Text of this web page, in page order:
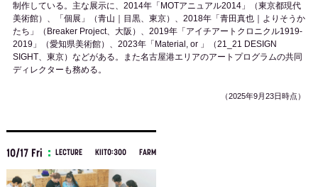
制作している。主な展示に、2014年「MOTアニュアル2014」（東京都現代
美術館）、「個展」（青山｜目黒、東京）、2018年「青田真也｜よりそうか
たち」（Breaker Project、大阪）、2019年「アイチアートクロニクル1919-
2019」（愛知県美術館）、2023年「Material, or 」（21_21 DESIGN
SIGHT、東京）などがある。また名古屋港エリアのアートプログラムの共同
ディレクターも務める。
（2025年9月23日時点）
10/17 Fri LECTURE KIITO:300 FARM